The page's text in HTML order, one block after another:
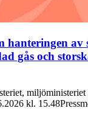
hanteringen av
gås och
miljöministeriet
kl.